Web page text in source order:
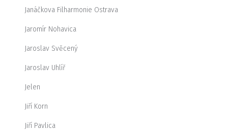
Janáčkova Filharmonie Ostrava
Jaromír Nohavica
Jaroslav Svěcený
Jaroslav Uhlíř
Jelen
Jiří Korn
Jiří Pavlica